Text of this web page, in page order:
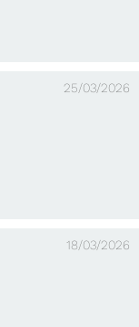
25/03/2026
18/03/2026